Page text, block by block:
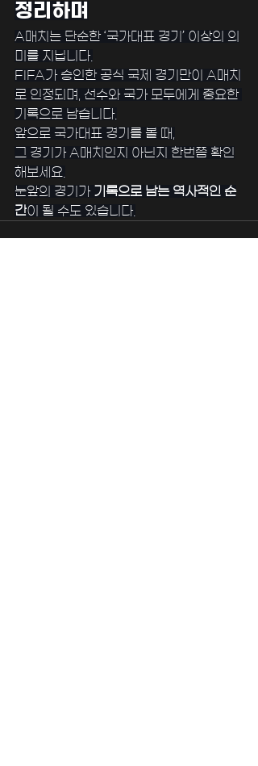
정리하며
A매치는 단순한 ‘국가대표 경기’ 이상의 의
미를 지닙니다.
FIFA가 승인한 공식 국제 경기만이 A매치
로 인정되며, 선수와 국가 모두에게 중요한
기록으로 남습니다.
앞으로 국가대표 경기를 볼 때,
그 경기가 A매치인지 아닌지 한번쯤 확인
해보세요.
눈앞의 경기가 기록으로 남는 역사적인 순
간이 될 수도 있습니다.